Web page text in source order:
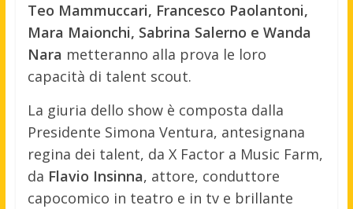
Teo Mammuccari, Francesco Paolantoni,
Mara Maionchi, Sabrina Salerno e Wanda
Nara metteranno alla prova le loro
capacità di talent scout.
La giuria dello show è composta dalla
Presidente Simona Ventura, antesignana
regina dei talent, da X Factor a Music Farm,
da Flavio Insinna, attore, conduttore
capocomico in teatro e in tv e brillante